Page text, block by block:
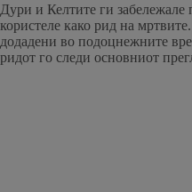
Дури и Келтите ги забележале
користеле како рид на
додадени во подоцнежните
ридот го следи основниот